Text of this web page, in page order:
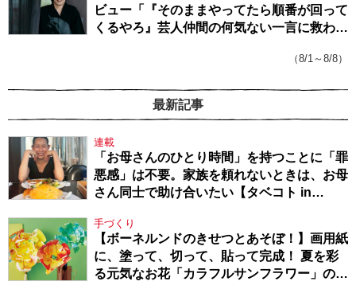
ビュー「『そのままやってたら順番が回って
くるやろ』芸人仲間の何気ない一言に救われ
（8/1～8/8）
最新記事
連載
「お母さんのひとり時間」を持つことに「罪
悪感」は不要。家族を頼れないときは、お母
さん同士で助け合いたい【タベコト in
手づくり
【ボーネルンドのきせつとあそぼ！】画用紙
に、塗って、切って、貼って完成！ 夏を彩
る元気なお花「カラフルサンフラワー」の作